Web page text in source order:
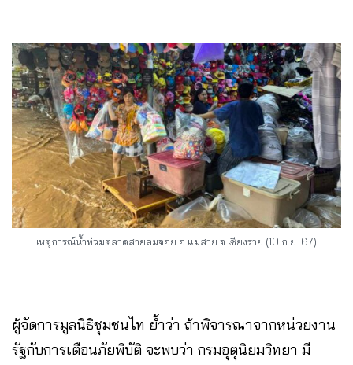
เหตุการณ์น้ำท่วมตลาดสายลมจอย อ.แม่สาย จ.เชียงราย (10 ก.ย. 67)
ผู้จัดการมูลนิธิชุมชนไท ย้ำว่า ถ้าพิจารณาจากหน่วยงาน
รัฐกับการเตือนภัยพิบัติ จะพบว่า กรมอุตุนิยมวิทยา มี